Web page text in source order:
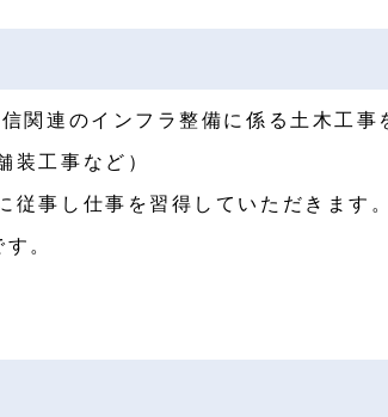
関連のインフラ整備に係る土木工事
装工事など）
従事し仕事を習得していただきます。
す。